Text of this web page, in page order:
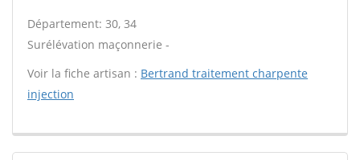
Département: 30, 34
Surélévation maçonnerie -
Voir la fiche artisan : Bertrand traitement charpente
injection